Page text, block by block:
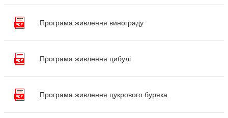
Програма живлення винограду
Програма живлення цибулі
Програма живлення цукрового буряка